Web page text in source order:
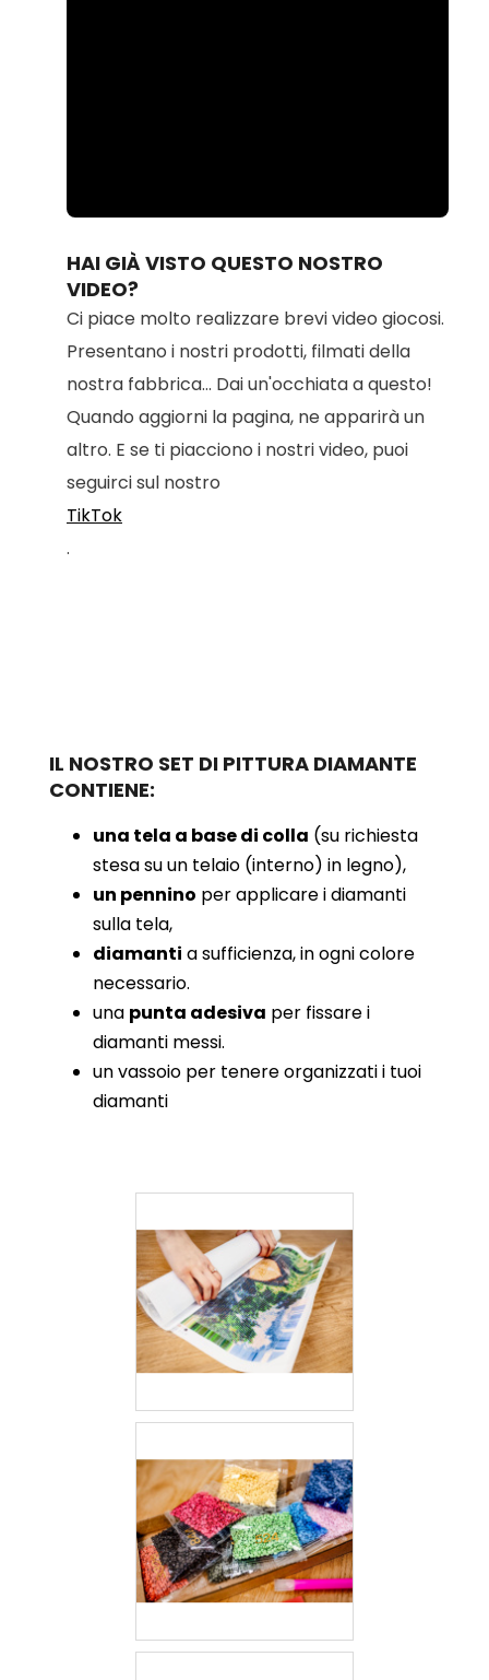
HAI GIÀ VISTO QUESTO NOSTRO
VIDEO?
Ci piace molto realizzare brevi video giocosi.
Presentano i nostri prodotti, filmati della
nostra fabbrica... Dai un'occhiata a questo!
Quando aggiorni la pagina, ne apparirà un
altro. E se ti piacciono i nostri video, puoi
seguirci sul nostro
TikTok
.
IL NOSTRO SET DI PITTURA DIAMANTE
CONTIENE:
una tela a base di colla (su richiesta
stesa su un telaio (interno) in legno),
un pennino per applicare i diamanti
sulla tela,
diamanti a sufficienza, in ogni colore
necessario.
una punta adesiva per fissare i
diamanti messi.
un vassoio per tenere organizzati i tuoi
diamanti